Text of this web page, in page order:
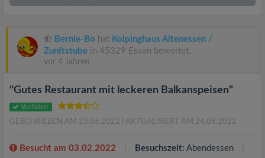
Bernie-Bo hat Kolpinghaus Altenessen /
Zunftstube in 45329 Essen bewertet.
vor 4 Jahren
"Gutes Restaurant mit leckeren Balkanspeisen"
Verifiziert
GESCHRIEBEN AM 23.05.2022 | AKTUALISIERT AM 24.05.2022
Besucht am 03.02.2022 Besuchszeit: Abendessen